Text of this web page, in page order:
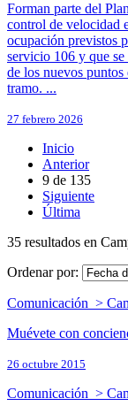
Forman parte del
control de velocidad
ocupación previstos
servicio 106 y que
de los nuevos
tramo. ...
27 febrero 2026
Inicio
Anterior
9 de 135
Siguiente
Última
35 resultados en
Ordenar por:
Comunicación >
Muévete con
26 octubre 2015
Comunicación >